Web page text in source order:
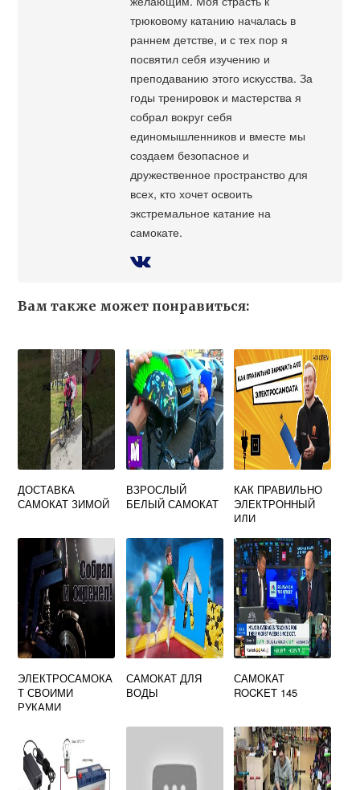
трюковому катанию началась в
раннем детстве, и с тех пор я
посвятил себя изучению и
преподаванию этого искусства. За
годы тренировок и мастерства я
собрал вокруг себя
единомышленников и вместе мы
создаем безопасное и
дружественное пространство для
всех, кто хочет освоить
экстремальное катание на
самокате.
Вам также может понравиться:
ДОСТАВКА
САМОКАТ ЗИМОЙ
ВЗРОСЛЫЙ
БЕЛЫЙ САМОКАТ
КАК ПРАВИЛЬНО
ЭЛЕКТРОННЫЙ
ИЛИ
САМОКАТ
ЭЛЕКТРОСАМОКА
Т СВОИМИ
РУКАМИ
САМОКАТ ДЛЯ
ВОДЫ
САМОКАТ
ROCKET 145